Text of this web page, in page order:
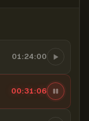
01:24:00
00:31:07